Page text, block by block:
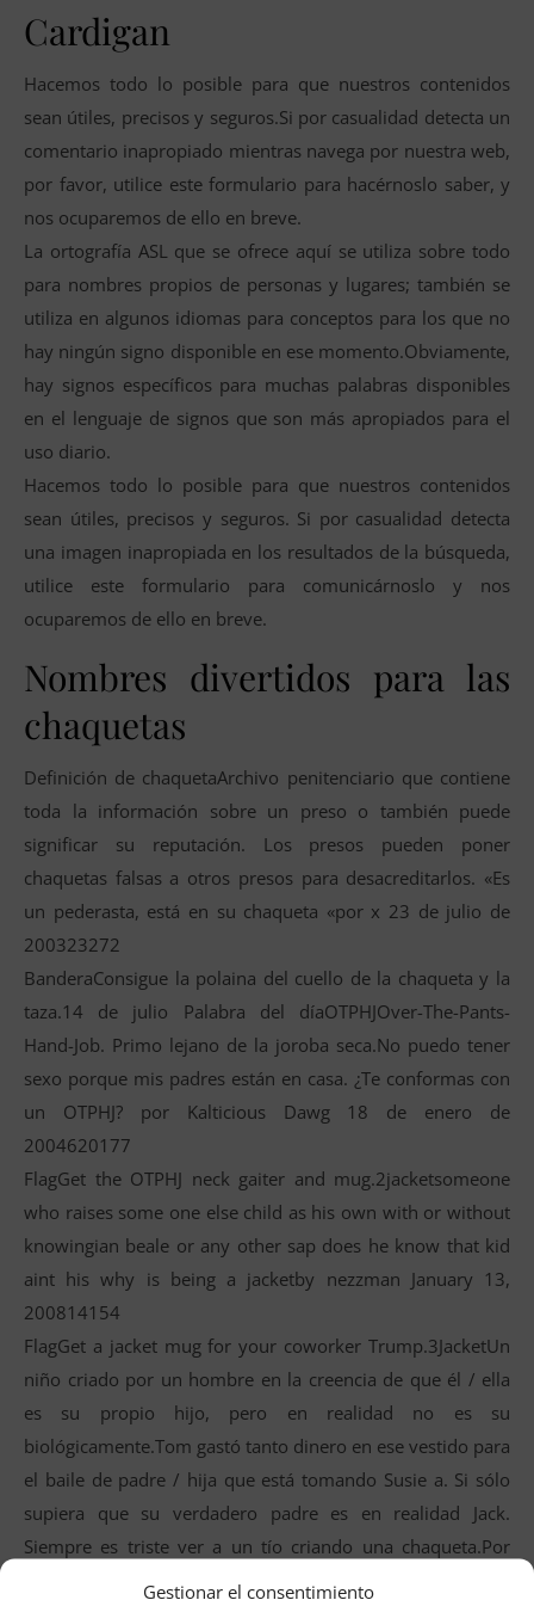
Gestionar el consentimiento
Cardigan
Hacemos todo lo posible para que nuestros contenidos
sean útiles, precisos y seguros.Si por casualidad detecta un
comentario inapropiado mientras navega por nuestra web,
por favor, utilice este formulario para hacérnoslo saber, y
nos ocuparemos de ello en breve.
La ortografía ASL que se ofrece aquí se utiliza sobre todo
para nombres propios de personas y lugares; también se
utiliza en algunos idiomas para conceptos para los que no
hay ningún signo disponible en ese momento.Obviamente,
hay signos específicos para muchas palabras disponibles
en el lenguaje de signos que son más apropiados para el
uso diario.
Hacemos todo lo posible para que nuestros contenidos
sean útiles, precisos y seguros. Si por casualidad detecta
una imagen inapropiada en los resultados de la búsqueda,
utilice este formulario para comunicárnoslo y nos
ocuparemos de ello en breve.
Nombres divertidos para las
chaquetas
Definición de chaquetaArchivo penitenciario que contiene
toda la información sobre un preso o también puede
significar su reputación. Los presos pueden poner
chaquetas falsas a otros presos para desacreditarlos. «Es
un pederasta, está en su chaqueta «por x 23 de julio de
200323272
BanderaConsigue la polaina del cuello de la chaqueta y la
taza.14 de julio Palabra del díaOTPHJOver-The-Pants-
Hand-Job. Primo lejano de la joroba seca.No puedo tener
sexo porque mis padres están en casa. ¿Te conformas con
un OTPHJ? por Kalticious Dawg 18 de enero de
2004620177
FlagGet the OTPHJ neck gaiter and mug.2jacketsomeone
who raises some one else child as his own with or without
knowingian beale or any other sap does he know that kid
aint his why is being a jacketby nezzman January 13,
200814154
FlagGet a jacket mug for your coworker Trump.3JacketUn
niño criado por un hombre en la creencia de que él / ella
es su propio hijo, pero en realidad no es su
biológicamente.Tom gastó tanto dinero en ese vestido para
el baile de padre / hija que está tomando Susie a. Si sólo
supiera que su verdadero padre es en realidad Jack.
Siempre es triste ver a un tío criando una chaqueta.Por
lostjoker0 24 de febrero de 20096028